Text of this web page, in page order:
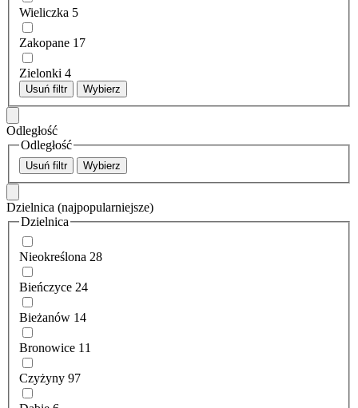
Wieliczka 5
Zakopane 17
Zielonki 4
Usuń filtr Wybierz
Odległość
Odległość
Usuń filtr Wybierz
Dzielnica (najpopularniejsze)
Dzielnica
Nieokreślona 28
Bieńczyce 24
Bieżanów 14
Bronowice 11
Czyżyny 97